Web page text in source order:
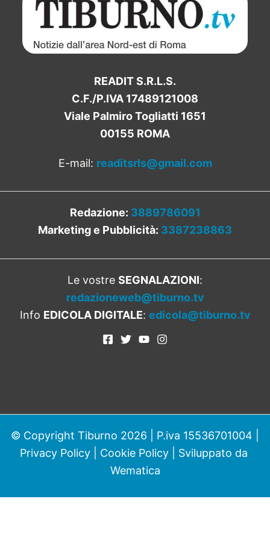
READIT S.R.L.S.
C.F./P.IVA 17489121008
Viale Palmiro Togliatti 1651
00155 ROMA
E-mail: readitsrls@gmail.com
Redazione: 3889786091
Marketing e Pubblicità: 3387238863
Le vostre SEGNALAZIONI:
redazioneweb@tiburno.tv
Info EDICOLA DIGITALE: edicola@tiburno.tv
© Copyright Tiburno 2026 | P.iva 15536701004 |
Privacy Policy| Cookie Policy| Sviluppato da
Wematica